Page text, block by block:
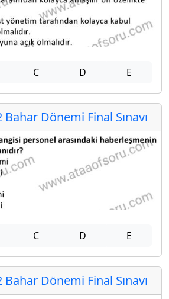
C D E
Dönemi Final Sınavı
C D E
Dönemi Final Sınavı